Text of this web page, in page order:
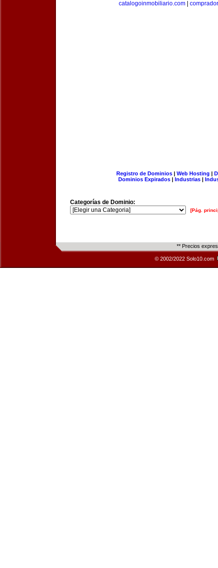
catalogoinmobiliario.com|
Registro de Dominios| Web Hosting |
Dominios Expirados | Industrias |
Categorías de Dominio:
[Pág.
** Precios
© 2002/2022 Solo10.com